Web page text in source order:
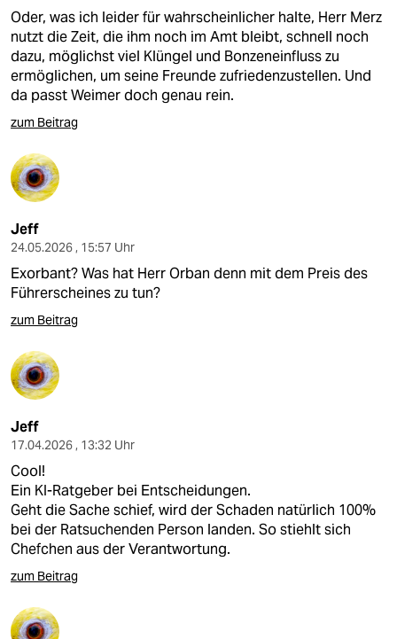
Oder, was ich leider für wahrscheinlicher halte, Herr Merz
nutzt die Zeit, die ihm noch im Amt bleibt, schnell noch
dazu, möglichst viel Klüngel und Bonzeneinfluss zu
ermöglichen, um seine Freunde zufriedenzustellen. Und
da passt Weimer doch genau rein.
zum Beitrag
Jeff
24.05.2026 , 15:57 Uhr
Exorbant? Was hat Herr Orban denn mit dem Preis des
Führerscheines zu tun?
zum Beitrag
Jeff
17.04.2026 , 13:32 Uhr
Cool!
Ein KI-Ratgeber bei Entscheidungen.
Geht die Sache schief, wird der Schaden natürlich 100%
bei der Ratsuchenden Person landen. So stiehlt sich
Chefchen aus der Verantwortung.
zum Beitrag